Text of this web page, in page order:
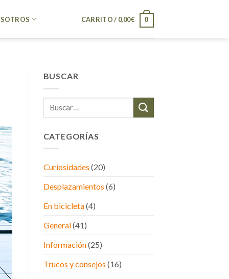
CARRITO / 0,00€ 0
BUSCAR
CATEGORÍAS
Curiosidades (20)
Desplazamientos (6)
En bicicleta(4)
General(41)
Información(25)
Trucos y consejos (16)